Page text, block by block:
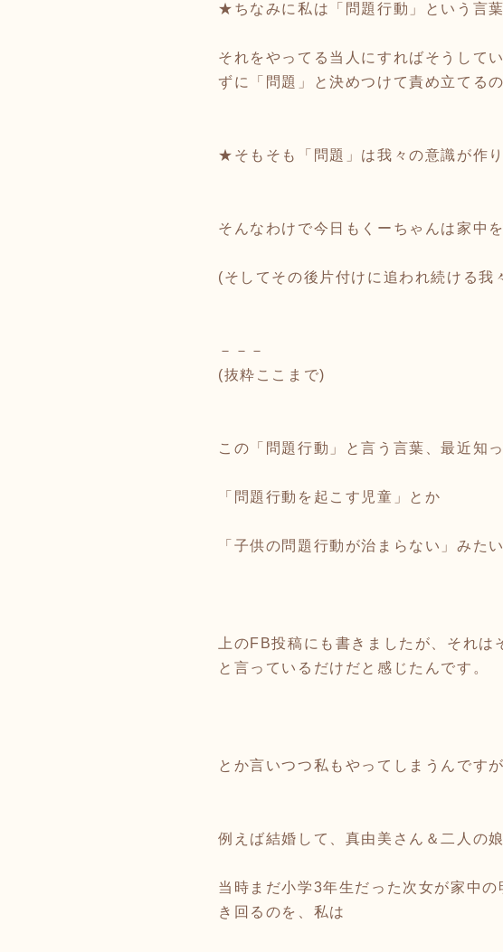
★ちなみに私は「問題行動」という言
それをやってる当人にすればそうして
ずに「問題」と決めつけて責め立てる
★そもそも「問題」は我々の意識が作
そんなわけで今日もくーちゃんは家中
(そしてその後片付けに追われ続ける我
－－－
(抜粋ここまで)
この「問題行動」と言う言葉、最近知
「問題行動を起こす児童」とか
「子供の問題行動が治まらない」みた
上のFB投稿にも書きましたが、それ
と言っているだけだと感じたんです。
とか言いつつ私もやってしまうんです
例えば結婚して、真由美さん＆二人の
当時まだ小学3年生だった次女が家中
き回るのを、私は